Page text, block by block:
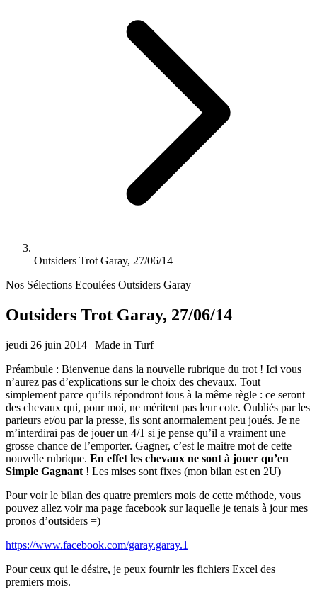
Outsiders Trot Garay, 27/06/14
Nos Sélections Ecoulées Outsiders Garay
Outsiders Trot Garay, 27/06/14
jeudi 26 juin 2014 | Made in Turf
Préambule : Bienvenue dans la nouvelle rubrique du trot ! Ici vous
n’aurez pas d’explications sur le choix des chevaux. Tout
simplement parce qu’ils répondront tous à la même règle : ce seront
des chevaux qui, pour moi, ne méritent pas leur cote. Oubliés par les
parieurs et/ou par la presse, ils sont anormalement peu joués. Je ne
m’interdirai pas de jouer un 4/1 si je pense qu’il a vraiment une
grosse chance de l’emporter. Gagner, c’est le maitre mot de cette
nouvelle rubrique. En effet les chevaux ne sont à jouer qu’en
Simple Gagnant ! Les mises sont fixes (mon bilan est en 2U)
Pour voir le bilan des quatre premiers mois de cette méthode, vous
pouvez allez voir ma page facebook sur laquelle je tenais à jour mes
pronos d’outsiders =)
https://www.facebook.com/garay.garay.1
Pour ceux qui le désire, je peux fournir les fichiers Excel des
premiers mois.